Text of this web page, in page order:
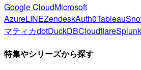
Google CloudMicrosoft
AzureLINEZendeskAuth0Tableau
マティカdbtDuckDBCloudflareSplunk
特集やシリーズから探す